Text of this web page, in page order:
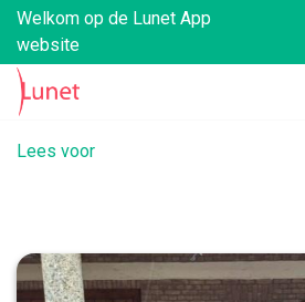
Welkom op de Lunet App
website
Lees voor